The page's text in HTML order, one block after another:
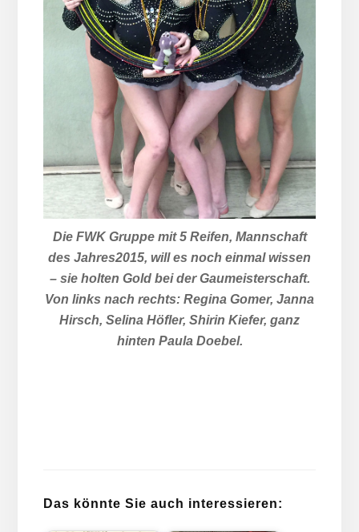
Die FWK Gruppe mit 5 Reifen, Mannschaft
des Jahres2015, will es noch einmal wissen
– sie holten Gold bei der Gaumeisterschaft.
Von links nach rechts: Regina Gomer, Janna
Hirsch, Selina Höfler, Shirin Kiefer, ganz
hinten Paula Doebel.
Das könnte Sie auch interessieren: